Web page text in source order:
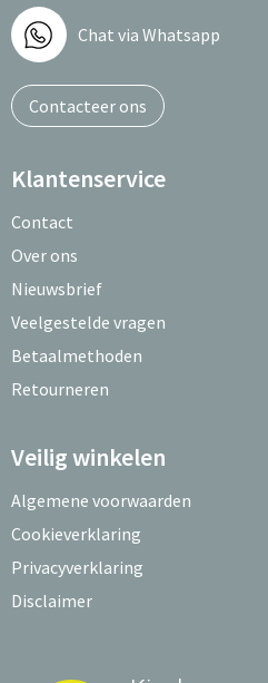
Chat via Whatsapp
Contacteer ons
Klantenservice
Contact
Over ons
Nieuwsbrief
Veelgestelde vragen
Betaalmethoden
Retourneren
Veilig winkelen
Algemene voorwaarden
Cookieverklaring
Privacyverklaring
Disclaimer